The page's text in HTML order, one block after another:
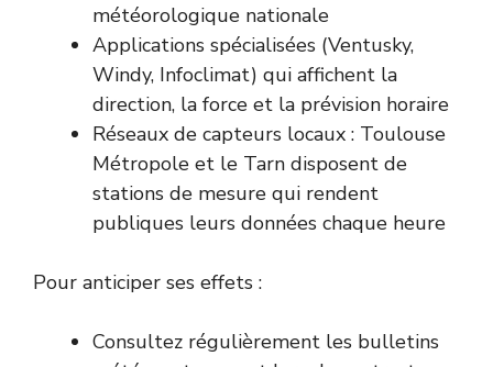
météorologique nationale
Applications spécialisées (Ventusky,
Windy, Infoclimat) qui affichent la
direction, la force et la prévision horaire
Réseaux de capteurs locaux : Toulouse
Métropole et le Tarn disposent de
stations de mesure qui rendent
publiques leurs données chaque heure
Pour anticiper ses effets :
Consultez régulièrement les bulletins